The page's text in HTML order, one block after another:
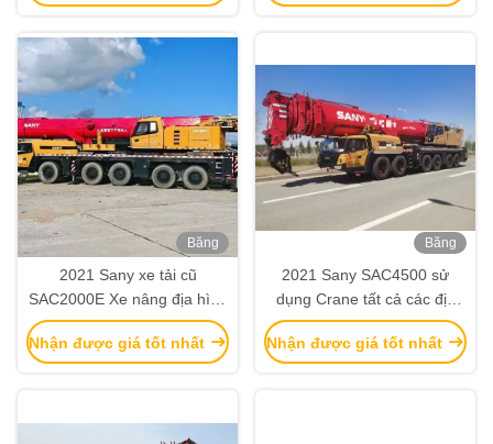
Băng
2021 Sany xe tải cũ
SAC2000E Xe nâng địa hình
200 tấn nâng
Nhận được giá tốt nhất
Băng
2021 Sany SAC4500 sử
dụng Crane tất cả các địa
hình 450T Nâng Capacity
Nhận được giá tốt nhất